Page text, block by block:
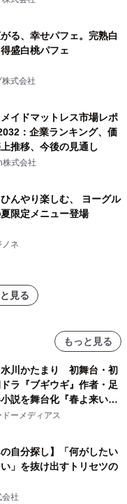
る、幸せパフェ。完熟白
盛白桃パフェ
株式会社
イドマットレス市場レポ
：企業ランキング、価
推移、今後の見通し
式会社
んやり楽しむ、 ヨーグル
夏限定メニュー登場
ネ
見る
もっと見る
水川かたまり 初舞台・初
ラ『ブギウギ』作者・足
説を舞台化『春よ来い、
キービジュアル解禁！
ドーメディアス
の自分探し】「何がしたい
」を抜け出すトリセツの
社